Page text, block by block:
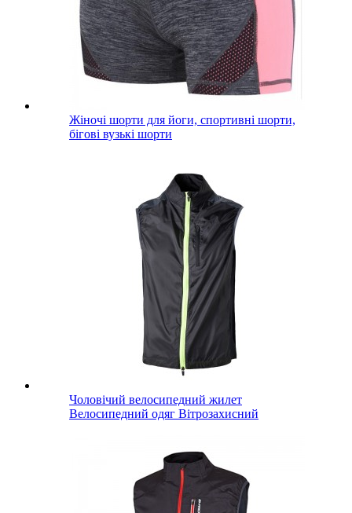
Жіночі шорти для йоги, спортивні шорти,
бігові вузькі шорти
Чоловічий велосипедний жилет
Велосипедний одяг Вітрозахисний